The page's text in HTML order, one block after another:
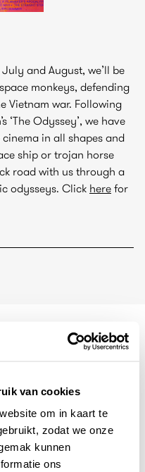
van cookies
om in kaart te
zodat we onze
kunnen
ons
and August, we’ll be
monkeys, defending
Vietnam war. Following
‘The Odyssey’, we have
in all shapes and
ship or trojan horse
road with us through a
odysseys. Click here for
Barbara Brylska